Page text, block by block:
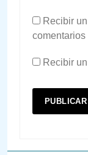
Recibir
comentarios
Recibir